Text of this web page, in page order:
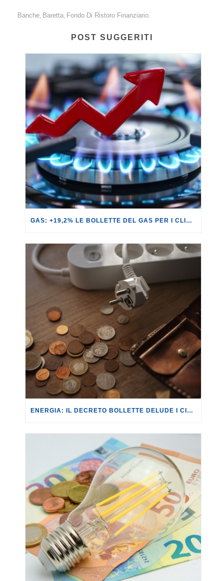
Banche, Baretta, Fondo Di Ristoro Finanziario.
POST SUGGERITI
GAS: +19,2% LE BOLLETTE DEL GAS PER I CLIENTI IN SERVIZIO DI VULNERABILITÀ.
ENERGIA: IL DECRETO BOLLETTE DELUDE I CITTADINI, ANCHE NELLA SUA CONVERSIONE IN LEGGE.